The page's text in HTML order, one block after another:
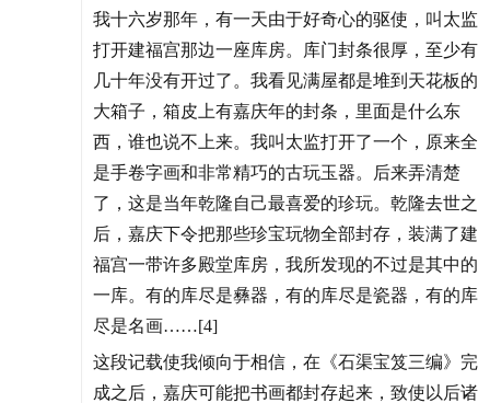
我十六岁那年，有一天由于好奇心的驱使，叫太监
打开建福宫那边一座库房。库门封条很厚，至少有
几十年没有开过了。我看见满屋都是堆到天花板的
大箱子，箱皮上有嘉庆年的封条，里面是什么东
西，谁也说不上来。我叫太监打开了一个，原来全
是手卷字画和非常精巧的古玩玉器。后来弄清楚
了，这是当年乾隆自己最喜爱的珍玩。乾隆去世之
后，嘉庆下令把那些珍宝玩物全部封存，装满了建
福宫一带许多殿堂库房，我所发现的不过是其中的
一库。有的库尽是彝器，有的库尽是瓷器，有的库
尽是名画……[4]
这段记载使我倾向于相信，在《石渠宝笈三编》完
成之后，嘉庆可能把书画都封存起来，致使以后诸